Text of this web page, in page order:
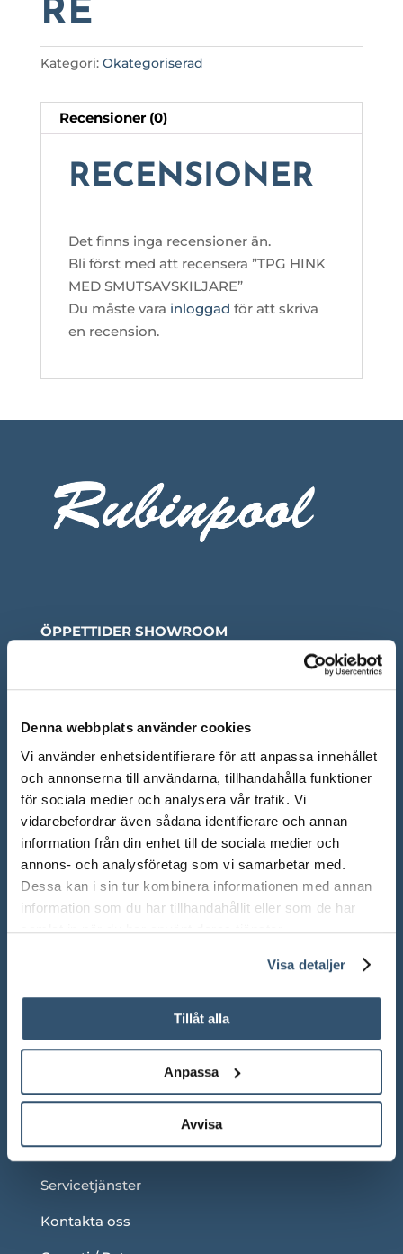
Denna webbplats använder cookies
Vi använder enhetsidentifierare för att anpassa innehållet
och annonserna till användarna, tillhandahålla funktioner
för sociala medier och analysera vår trafik. Vi
vidarebefordrar även sådana identifierare och annan
information från din enhet till de sociala medier och
annons- och analysföretag som vi samarbetar med.
Dessa kan i sin tur kombinera informationen med annan
information som du har tillhandahållit eller som de har
samlat in när du har använt deras tjänster.
Visa detaljer
Tillåt alla
Anpassa
Avvisa
RE
Kategori: Okategoriserad
Recensioner (0)
RECENSIONER
Det finns inga recensioner än.
Bli först med att recensera ”TPG HINK
MED SMUTSAVSKILJARE”
Du måste vara inloggad för att skriva
en recension.
ÖPPETTIDER SHOWROOM
Sön: Stängt
Röda dagar: Stängt om inget annat anges
Adress: Ådalsvägen 271, 265 90 Åstorp
Under våra ordinarie öppettider
Blogg
Servicetjänster
Kontakta oss